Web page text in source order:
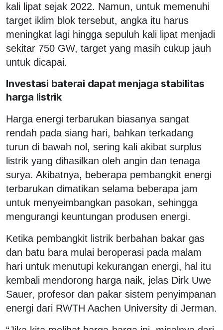
kali lipat sejak 2022. Namun, untuk memenuhi
target iklim blok tersebut, angka itu harus
meningkat lagi hingga sepuluh kali lipat menjadi
sekitar 750 GW, target yang masih cukup jauh
untuk dicapai.
Investasi baterai dapat menjaga stabilitas
harga listrik
Harga energi terbarukan biasanya sangat
rendah pada siang hari, bahkan terkadang
turun di bawah nol, sering kali akibat surplus
listrik yang dihasilkan oleh angin dan tenaga
surya. Akibatnya, beberapa pembangkit energi
terbarukan dimatikan selama beberapa jam
untuk menyeimbangkan pasokan, sehingga
mengurangi keuntungan produsen energi.
Ketika pembangkit listrik berbahan bakar gas
dan batu bara mulai beroperasi pada malam
hari untuk menutupi kekurangan energi, hal itu
kembali mendorong harga naik, jelas Dirk Uwe
Sauer, profesor dan pakar sistem penyimpanan
energi dari RWTH Aachen University di Jerman.